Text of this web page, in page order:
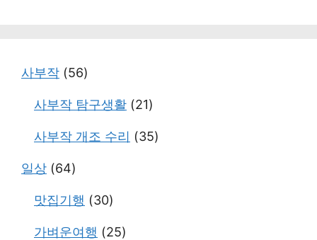
사부작 (56)
사부작 탐구생활 (21)
사부작 개조 수리 (35)
일상 (64)
맛집기행 (30)
가벼운여행 (25)